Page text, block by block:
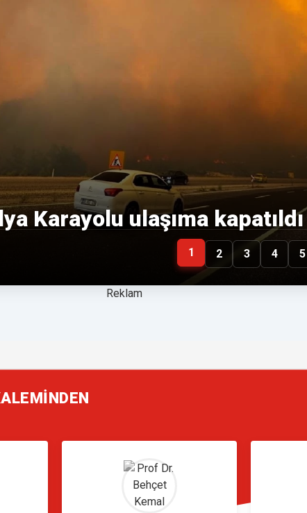
Karayolu ulaşıma kapatıldı
1 2 3 4 5